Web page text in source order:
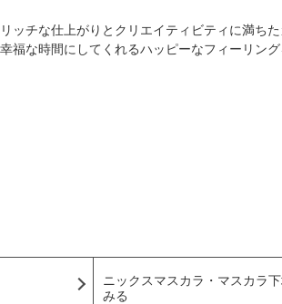
ッチな仕上がりとクリエイティビティに満ち
福な時間にしてくれるハッピーなフィーリン
ニックスマスカラ・マスカラ
みる